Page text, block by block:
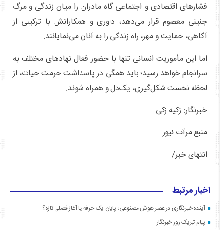
فشارهای اقتصادی و اجتماعی گاه مادران را میان زندگی و مرگ
جنینی معصوم قرار می‌دهد، داوری و همکارانش با ترکیبی از
آگاهی، حمایت و مهر، راه زندگی را به آنان می‌نمایانند.
اما این مأموریت انسانی تنها با حضور فعال نهادهای مختلف به
سرانجام خواهد رسید؛ باید همگی در پاسداشت حرمت حیات، از
لحظه نخست شکل‌گیری، یک‌دل و همراه شوند.
خبرنگار: زکیه زکی
منبع مرآت نیوز
انتهای خبر/
اخبار مرتبط
آینده خبرنگاری در عصر هوش مصنوعی؛ پایان یک حرفه یا آغاز فصلی تازه؟
پیام تبریک روز خبرنگار